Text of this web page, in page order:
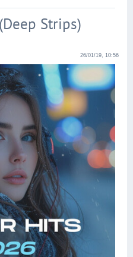
Strips)
26/01/19, 10:56